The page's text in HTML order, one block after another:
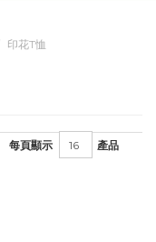
印花T恤
每頁顯示 產品